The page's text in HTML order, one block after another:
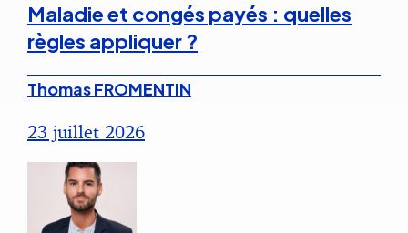
Maladie et congés payés : quelles
règles appliquer ?
Thomas FROMENTIN
23 juillet 2026